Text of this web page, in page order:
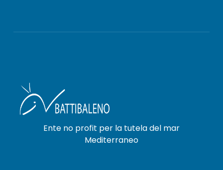
Ente no profit per la tutela del mar
Mediterraneo